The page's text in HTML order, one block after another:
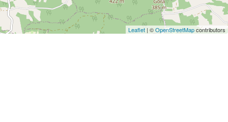
Leaflet | ©OpenStreetMapcontributors